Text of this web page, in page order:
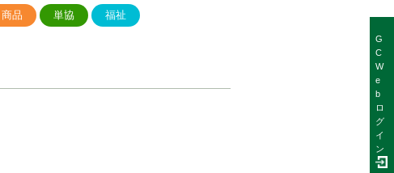
G
C
W
e
b
ロ
グ
イ
ン
商品 単協 福祉